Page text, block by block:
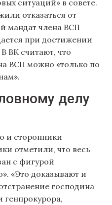
ситуаций» в совете.
отказаться от
мандат члена ВСП
при достижении
ВК считают, что
ВСП можно «только по
делу
и сторонники
отметили, что весь
с фигурой
«Это доказывают и
господина
генпрокурора,